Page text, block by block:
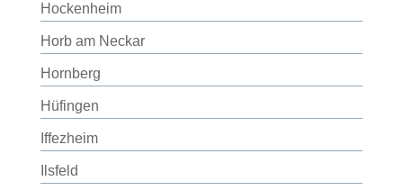
Hockenheim
Horb am Neckar
Hornberg
Hüfingen
Iffezheim
Ilsfeld